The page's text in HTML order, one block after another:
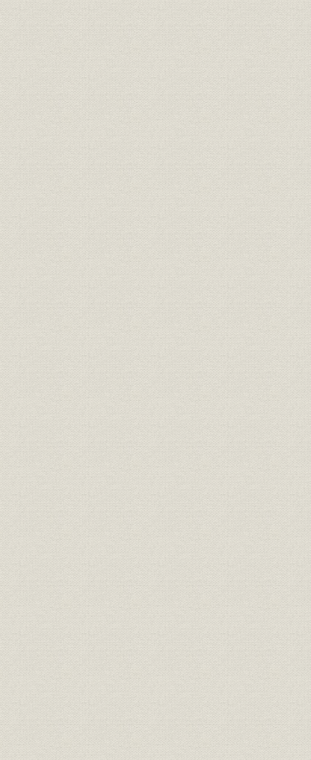
2 現地興信業界と当社の活動
第4節 戦時体制下での苦難
1 統制強化による影響
2 空襲による被害
第4章 近代化への試練
第1節 概説―混乱と産みの苦しみ
1 業界動向 新興勢力の台頭
2 経営構造 役員交代と戦後体制の確立
3 経営方針 事業の復興と近代化
4 業績推移 値上げによる業績向上
第2節 戦後復興への努力
1 支所の再建と制度改革
2 大阪合同興信所の解散と大阪支社の再開
第3節 戦後の事業体制の整備
1 調査事業の見直し
2 出版物の創刊と復刊
第4節 経営を揺るがせた労使紛争
1 労使紛争の始まり
2 紛争の嵐の中で
3 正常化への過程
第5章 情報化への挑戦
第1節 概説―押し寄せた新たなうねり
1 業界動向 転換期の興信所
2 経営構造 後藤義夫、3代目社長に就任
3 経営方針 業務内容の充実と営業強化
4 業績推移 高度経済成長下の業容拡大